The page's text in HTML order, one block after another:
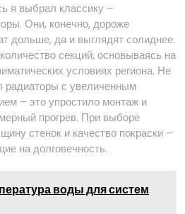
я выбрал классику –
Они, конечно, дороже
дольше, да и выглядят солиднее.
секций, основываясь на
условиях региона. Не
радиаторы с увеличенным
– это упростило монтаж и
прогрев. При выборе
стенок и качество покраски –
на долговечность.
воды для систем